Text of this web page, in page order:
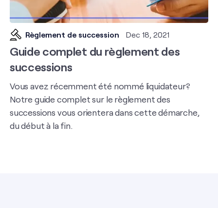
Règlement de succession Dec 18, 2021
Guide complet du règlement des
successions
Vous avez récemment été nommé liquidateur?
Notre guide complet sur le règlement des
successions vous orientera dans cette démarche,
du début à la fin.